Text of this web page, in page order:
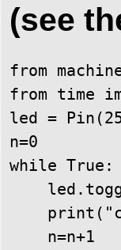
(see
from
from time
led =
n=0
while True:
    n=n+1